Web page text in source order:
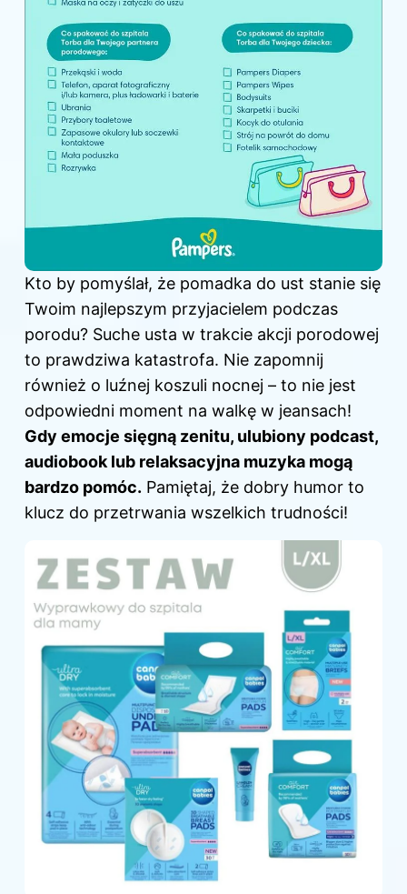
Kto by pomyślał, że pomadka do ust stanie się
Twoim najlepszym przyjacielem podczas
porodu? Suche usta w trakcie akcji porodowej
to prawdziwa katastrofa. Nie zapomnij
również o luźnej koszuli nocnej – to nie jest
odpowiedni moment na walkę w jeansach!
Gdy emocje sięgną zenitu, ulubiony podcast,
audiobook lub relaksacyjna muzyka mogą
bardzo pomóc. Pamiętaj, że dobry humor to
klucz do przetrwania wszelkich trudności!